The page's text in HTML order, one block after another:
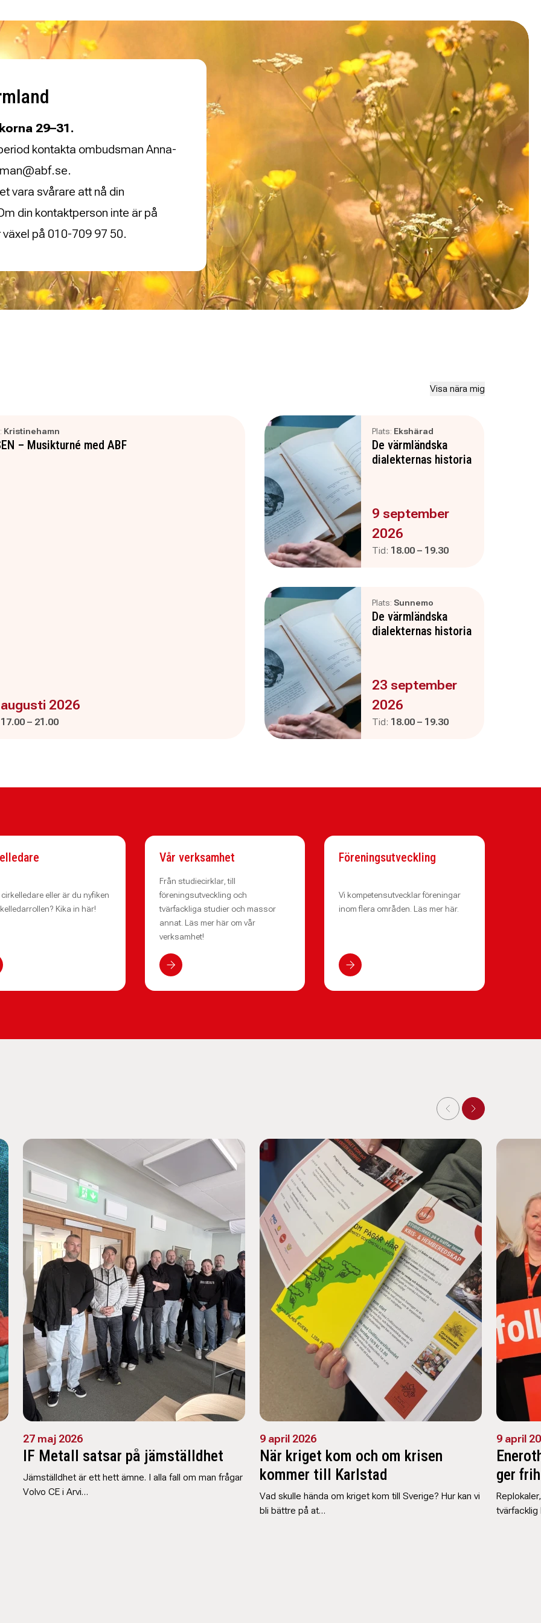
29–31.
kontakta ombudsman Anna-
vara svårare att nå din
din kontaktperson inte är på
på 010-709 97 50.
Visa nära mig
Kristinehamn
– Musikturné med ABF
är :
2026
Pågår mellan
17.00 – och
21.00
Plats: Ekshärad
De värmländska
dialekternas historia
Evenemanget är :
9 september
2026
Tid: Pågår mellan
18.00– och
19.30
Plats: Sunnemo
De värmländska
dialekternas historia
Evenemanget är :
23 september
2026
Tid: Pågår mellan
18.00– och
19.30
eller är du nyfiken
Kika in här!
Vår verksamhet
Från studiecirklar, till
föreningsutveckling och
tvärfackliga studier och massor
annat. Läs mer här om vår
verksamhet!
Föreningsutveckling
Vi kompetensutvecklar föreningar
inom flera områden. Läs mer här.
27 maj 2026
IF Metall satsar på jämställdhet
Jämställdhet är ett hett ämne. I alla fall om man frågar
Volvo CE i Arvi…
9 april 2026
När kriget kom och om krisen
kommer till Karlstad
Vad skulle hända om kriget kom till Sverige? Hur kan vi
bli bättre på at…
9 april
ger
tvärfacklig